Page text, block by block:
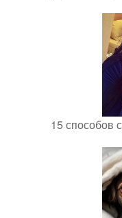
15 способов